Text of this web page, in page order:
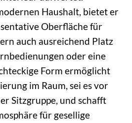
Haushalt, bietet er
Oberfläche für
auch ausreichend Platz
oder eine
Form ermöglicht
im Raum, sei es vor
Sitzgruppe, und schafft
für gesellige